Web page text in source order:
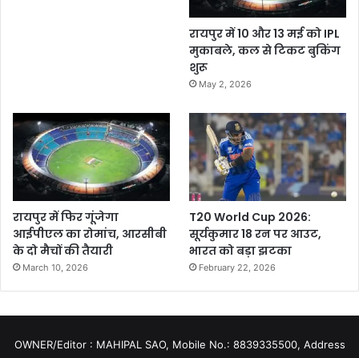
रायपुर में 10 और 13 मई को IPL
मुकाबले, कल से टिकट बुकिंग
शुरू
May 2, 2026
रायपुर में फिर गूंजेगा
आईपीएल का रोमांच, आरसीबी
के दो मैचों की तैयारी
March 10, 2026
T20 World Cup 2026:
सूर्यकुमार 18 रन पर आउट,
भारत को बड़ा झटका
February 22, 2026
OWNER/Editor : MAHIPAL SAO, Mobile No.: 8839335500, Address